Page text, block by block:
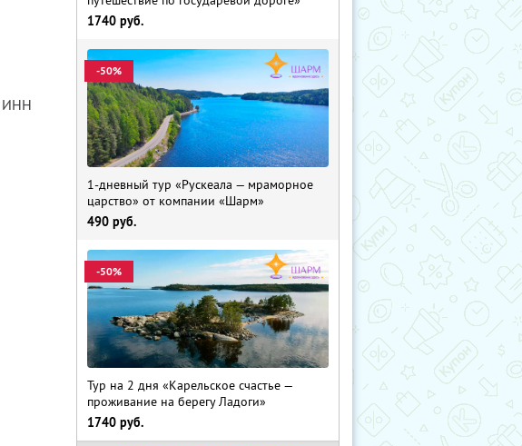
ИНН
1740 руб.
-50%
1-дневный тур «Рускеала — мраморное
царство» от компании «Шарм»
490 руб.
-50%
Тур на 2 дня «Карельское счастье —
проживание на берегу Ладоги»
1740 руб.